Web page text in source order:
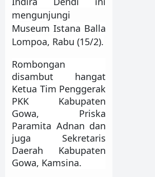
mengunjungi
Museum Istana Balla
Lompoa, Rabu (15/2).
Rombongan
disambut hangat
Ketua Tim Penggerak
PKK Kabupaten
Gowa, Priska
Paramita Adnan dan
juga Sekretaris
Daerah Kabupaten
Gowa, Kamsina.